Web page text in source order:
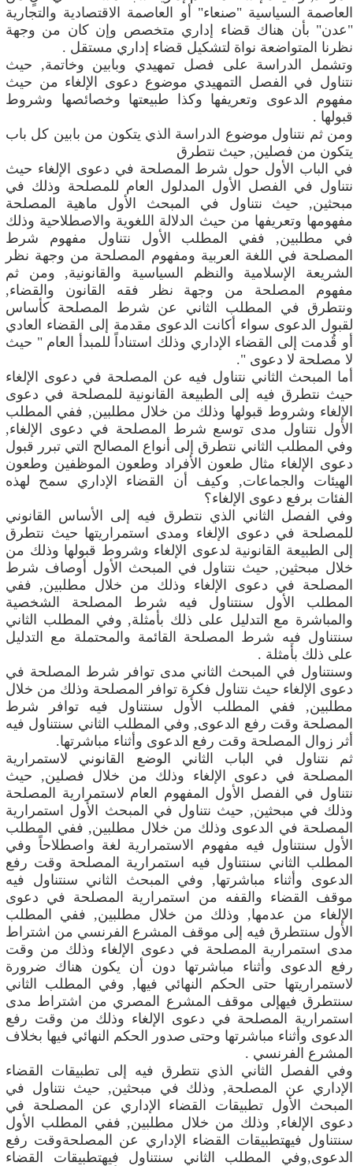
العاصمة السياسية "صنعاء" أو العاصمة الاقتصادية والتجارية
"عدن" بأن هناك قضاء إداري متخصص وإن كان من وجهة
نظرنا المتواضعة نواة لتشكيل قضاء إداري مستقل .
وتشمل الدراسة على فصل تمهيدي وبابين وخاتمة, حيث
نتناول في الفصل التمهيدي موضوع دعوى الإلغاء من حيث
مفهوم الدعوى وتعريفها وكذا طبيعتها وخصائصها وشروط
قبولها .
ومن ثم نتناول موضوع الدراسة الذي يتكون من بابين كل باب
يتكون من فصلين, حيث نتطرق
في الباب الأول حول شرط المصلحة في دعوى الإلغاء حيث
نتناول في الفصل الأول المدلول العام للمصلحة وذلك في
مبحثين, حيث نتناول في المبحث الأول ماهية المصلحة
مفهومها وتعريفها من حيث الدلالة اللغوية والاصطلاحية وذلك
في مطلبين, ففي المطلب الأول نتناول مفهوم شرط
المصلحة في اللغة العربية ومفهوم المصلحة من وجهة نظر
الشريعة الإسلامية والنظم السياسية والقانونية, ومن ثم
مفهوم المصلحة من وجهة نظر فقه القانون والقضاء,
ونتطرق في المطلب الثاني عن شرط المصلحة كأساس
لقبول الدعوى سواء أكانت الدعوى مقدمة إلى القضاء العادي
أو قُدمت إلى القضاء الإداري وذلك استناداً للمبدأ العام " حيث
لا مصلحة لا دعوى ".
أما المبحث الثاني نتناول فيه عن المصلحة في دعوى الإلغاء
حيث نتطرق فيه إلى الطبيعة القانونية للمصلحة في دعوى
الإلغاء وشروط قبولها وذلك من خلال مطلبين, ففي المطلب
الأول نتناول مدى توسع شرط المصلحة في دعوى الإلغاء,
وفي المطلب الثاني نتطرق إلى أنواع المصالح التي تبرر قبول
دعوى الإلغاء مثال طعون الأفراد وطعون الموظفين وطعون
الهيئات والجماعات, وكيف أن القضاء الإداري سمح لهذه
الفئات برفع دعوى الإلغاء؟
وفي الفصل الثاني الذي نتطرق فيه إلى الأساس القانوني
للمصلحة في دعوى الإلغاء ومدى استمراريتها حيث نتطرق
إلى الطبيعة القانونية لدعوى الإلغاء وشروط قبولها وذلك من
خلال مبحثين, حيث نتناول في المبحث الأول أوصاف شرط
المصلحة في دعوى الإلغاء وذلك من خلال مطلبين, ففي
المطلب الأول سنتناول فيه شرط المصلحة الشخصية
والمباشرة مع التدليل على ذلك بأمثلة, وفي المطلب الثاني
سنتناول فيه شرط المصلحة القائمة والمحتملة مع التدليل
على ذلك بأمثلة .
وسنتناول في المبحث الثاني مدى توافر شرط المصلحة في
دعوى الإلغاء حيث نتناول فكرة توافر المصلحة وذلك من خلال
مطلبين, ففي المطلب الأول سنتناول فيه توافر شرط
المصلحة وقت رفع الدعوى, وفي المطلب الثاني سنتناول فيه
أثر زوال المصلحة وقت رفع الدعوى وأثناء مباشرتها.
ثم نتناول في الباب الثاني الوضع القانوني لاستمرارية
المصلحة في دعوى الإلغاء وذلك من خلال فصلين, حيث
نتناول في الفصل الأول المفهوم العام لاستمرارية المصلحة
وذلك في مبحثين, حيث نتناول في المبحث الأول استمرارية
المصلحة في الدعوى وذلك من خلال مطلبين, ففي المطلب
الأول سنتناول فيه مفهوم الاستمرارية لغة واصطلاحاً وفي
المطلب الثاني سنتناول فيه استمرارية المصلحة وقت رفع
الدعوى وأثناء مباشرتها, وفي المبحث الثاني سنتناول فيه
موقف القضاء والقفه من استمرارية المصلحة في دعوى
الإلغاء من عدمها, وذلك من خلال مطلبين, ففي المطلب
الأول سنتطرق فيه إلى موقف المشرع الفرنسي من اشتراط
مدى استمرارية المصلحة في دعوى الإلغاء وذلك من وقت
رفع الدعوى وأثناء مباشرتها دون أن يكون هناك ضرورة
لاستمراريتها حتى الحكم النهائي فيها, وفي المطلب الثاني
سنتطرق فيهإلى موقف المشرع المصري من اشتراط مدى
استمرارية المصلحة في دعوى الإلغاء وذلك من وقت رفع
الدعوى وأثناء مباشرتها وحتى صدور الحكم النهائي فيها بخلاف
المشرع الفرنسي .
وفي الفصل الثاني الذي نتطرق فيه إلى تطبيقات القضاء
الإداري عن المصلحة, وذلك في مبحثين, حيث نتناول في
المبحث الأول تطبيقات القضاء الإداري عن المصلحة في
دعوى الإلغاء, وذلك من خلال مطلبين, ففي المطلب الأول
سنتناول فيهتطبيقات القضاء الإداري عن المصلحةوقت رفع
الدعوى,وفي المطلب الثاني سنتناول فيهتطبيقات القضاء